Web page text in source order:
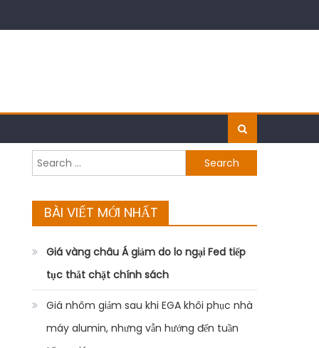
Search
for:
BÀI VIẾT MỚI NHẤT
Giá vàng châu Á giảm do lo ngại Fed tiếp
tục thắt chặt chính sách
Giá nhôm giảm sau khi EGA khôi phục nhà
máy alumin, nhưng vẫn hướng đến tuần